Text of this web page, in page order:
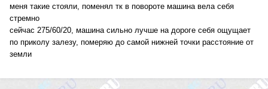
меня такие стояли, поменял тк в повороте машина вела себя
стремно
сейчас 275/60/20, машина сильно лучше на дороге себя ощущает
по приколу залезу, померяю до самой нижней точки расстояние от
земли